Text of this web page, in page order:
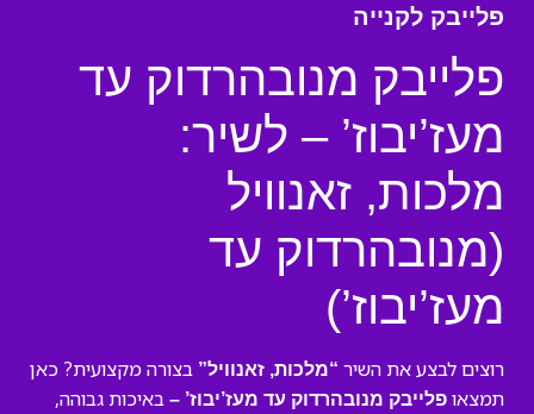
פלייבק לקנייה
פלייבק מנובהרדוק עד
מעז’יבוז’ – לשיר:
מלכות, זאנוויל
(מנובהרדוק עד
מעז’יבוז’)
רוצים לבצע את השיר “מלכות, זאנוויל” בצורה מקצועית? כאן
תמצאו פלייבק מנובהרדוק עד מעז’יבוז’ – באיכות גבוהה,